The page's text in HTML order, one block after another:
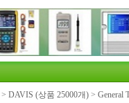
> DAVIS (상품 25000개) > General